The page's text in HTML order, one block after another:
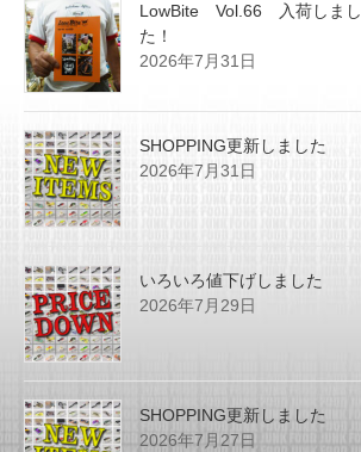
LowBite Vol.66 入荷しまし
た！
2026年7月31日
SHOPPING更新しました
2026年7月31日
いろいろ値下げしました
2026年7月29日
SHOPPING更新しました
2026年7月27日